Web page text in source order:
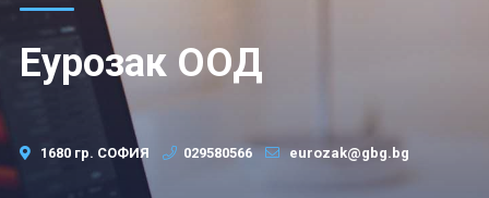
Еурозак ООД
1680 гр. СОФИЯ 029580566 eurozak@gbg.bg